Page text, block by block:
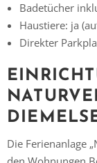
Badetücher
Haustiere: ja
Direkter
Die Ferienanlage
Vielen Dank